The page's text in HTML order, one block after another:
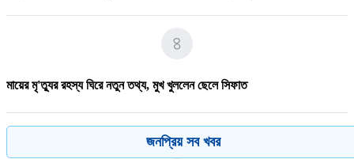
৪
মায়ের মৃ'ত্যুর রহস্য ঘিরে নতুন তথ্য, মুখ খুললেন ছেলে সিফাত
৫
জনপ্রিয় সব খবর